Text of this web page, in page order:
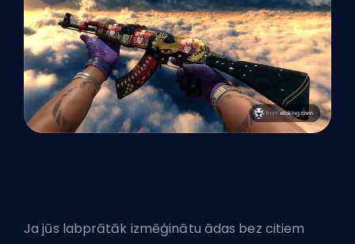
Ja jūs labprātāk izmēģinātu ādas bez citiem